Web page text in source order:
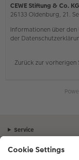
CEWE Stiftung & Co.
26133 Oldenburg, 21.
Informationen über
der
Zurück zur vorherigen
Service